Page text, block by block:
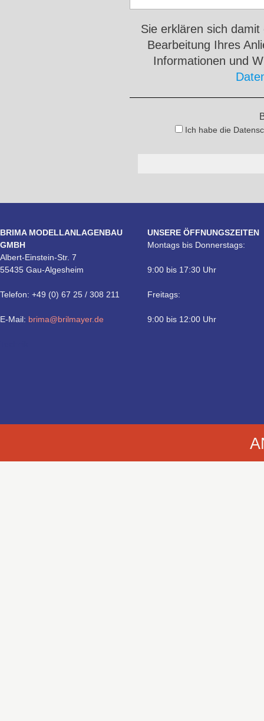
Sie erklären sich
Bearbeitung Ihres
Informationen und
Ich habe die
BRIMA MODELLANLAGENBAU
GMBH
Albert-Einstein-Str. 7
55435 Gau-Algesheim
Telefon: +49 (0) 67 25 / 308 211
E-Mail: brima@brilmayer.de
UNSERE ÖFFNUNGSZEITEN
Montags bis Donnerstags:
9:00 bis 17:30 Uhr
Freitags:
9:00 bis 12:00 Uhr